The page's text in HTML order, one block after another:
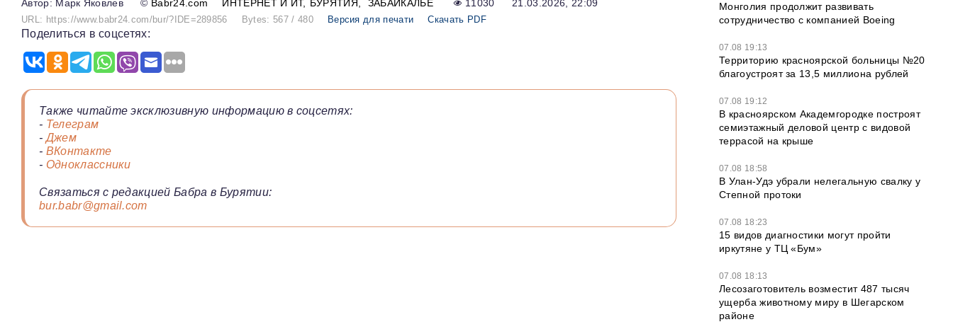
Марк Яковлев © Babr24.com ИНТЕРНЕТ И ИТ БУРЯТИЯ ЗАБАЙКАЛЬЕ 11030 21.03.2026, 22:09
URL: https://www.babr24.com/bur/?IDE=289856 Bytes: 567 / 480 Версия для печати Скачать PDF
Поделиться в соцсетях:
Также читайте эксклюзивную информацию в соцсетях:
- Телеграм
-Джем
- ВКонтакте
- Одноклассники
Связаться с редакцией Бабра в Бурятии:
bur.babr@gmail.com
Монголия продолжит развивать
сотрудничество с компанией Boeing
07.08 19:13
Территорию красноярской больницы №20
благоустроят за 13,5 миллиона рублей
07.08 19:12
В красноярском Академгородке построят
семиэтажный деловой центр с видовой
террасой на крыше
07.08 18:58
В Улан-Удэ убрали нелегальную свалку у
Степной протоки
07.08 18:23
15 видов диагностики могут пройти
иркутяне у ТЦ «Бум»
07.08 18:13
Лесозаготовитель возместит 487 тысяч
ущерба животному миру в Шегарском
районе